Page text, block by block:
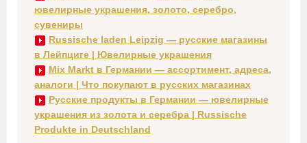
ювелирные украшения, золото, серебро,
сувениры
Russische laden Leipzig — русские магазины
в Лейпциге | Ювелирные украшения
Mix Markt в Германии — ассортимент, адреса,
аналоги | Что покупают в русских магазинах
Русские продукты в Германии — ювелирные
украшения из золота и серебра | Russische
Produkte in Deutschland